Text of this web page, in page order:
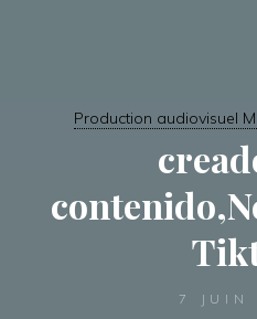
Production audiovisuel
7 JUIN